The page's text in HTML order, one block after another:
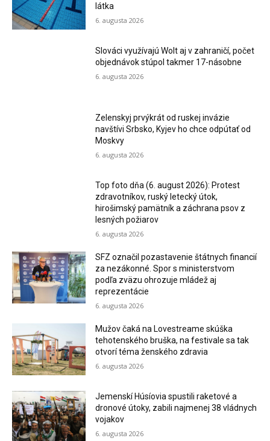
látka
6. augusta 2026
Slováci využívajú Wolt aj v zahraničí, počet
objednávok stúpol takmer 17-násobne
6. augusta 2026
Zelenskyj prvýkrát od ruskej invázie
navštívi Srbsko, Kyjev ho chce odpútať od
Moskvy
6. augusta 2026
Top foto dňa (6. august 2026): Protest
zdravotníkov, ruský letecký útok,
hirošimský pamätník a záchrana psov z
lesných požiarov
6. augusta 2026
SFZ označil pozastavenie štátnych financií
za nezákonné. Spor s ministerstvom
podľa zväzu ohrozuje mládež aj
reprezentácie
6. augusta 2026
Mužov čaká na Lovestreame skúška
tehotenského bruška, na festivale sa tak
otvorí téma ženského zdravia
6. augusta 2026
Jemenskí Húsíovia spustili raketové a
dronové útoky, zabili najmenej 38 vládnych
vojakov
6. augusta 2026